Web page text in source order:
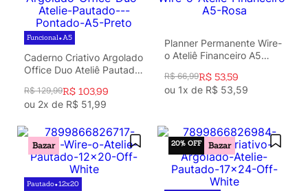
Funcional•A5
Caderno Criativo Argolado
Office Duo Ateliê Pautado
R$ 129,99R$ 103,99
ou 2x de R$ 51,99
Planner Permanente Wire-
o Ateliê Financeiro A5
R$ 66,99R$ 53,59
ou 1x de R$ 53,59
Bazar
Pautado•12x20
20% OFF Bazar